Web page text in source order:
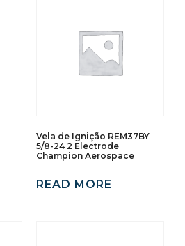
Vela de Ignição REM37BY
5/8-24 2 Electrode
Champion Aerospace
READ MORE